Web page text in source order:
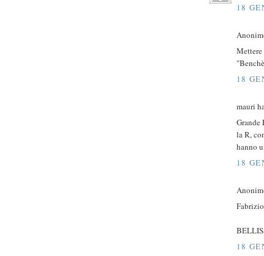
18
18
mauri
Grande
la R,
hanno
18
18